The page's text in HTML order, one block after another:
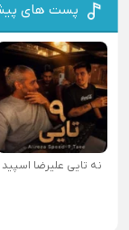
پست های
نه تایی علیرضا اسپید